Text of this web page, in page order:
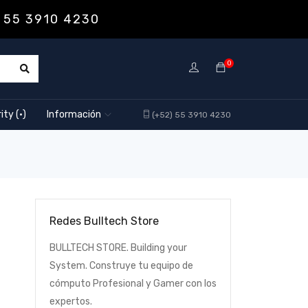
55 3910 4230
0
(·) Información (+52) 55 3910 4230
Redes Bulltech Store
BULLTECH STORE. Building your
System. Construye tu equipo de
cómputo Profesional y Gamer con los
expertos.